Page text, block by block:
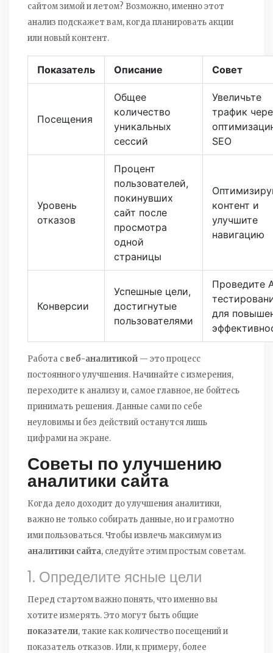
сайтом зимой и летом? Возможно, именно этот
анализ подскажет вам, когда планировать акции
или новый контент.
Показатель Описание Совет
Посещения
Общее
количество
уникальных
сессий
Увеличьте
трафик
SEO
Уровень
отказов
Процент
пользователей,
покинувших
сайт после
просмотра
одной
страницы
контент и
улучшите
навигацию
Конверсии
Успешные цели,
достигнутые
пользователями
Проведите
для
Работа свеб-аналитикой — это процесс
постоянного улучшения. Начинайте с измерения,
переходите к анализу и, самое главное, не бойтесь
принимать решения. Данные сами по себе
неуловимы и без действий останутся лишь
цифрами на экране.
Советы по улучшению
аналитики сайта
Когда дело доходит до улучшения аналитики,
важно не только собирать данные, но и грамотно
ими пользоваться. Чтобы извлечь максимум из
аналитики сайта, следуйте этим простым советам.
1. Определите ясные цели
Перед стартом важно понять, что именно вы
хотите измерять. Это могут быть общие
показатели, такие как количество посещений и
показатель отказов. Или, к примеру, более